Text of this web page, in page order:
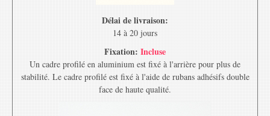
Délai de livraison:
14 à 20 jours
Fixation: Incluse
Un cadre profilé en aluminium est fixé à l'arrière pour plus de
stabilité. Le cadre profilé est fixé à l'aide de rubans adhésifs double
face de haute qualité.